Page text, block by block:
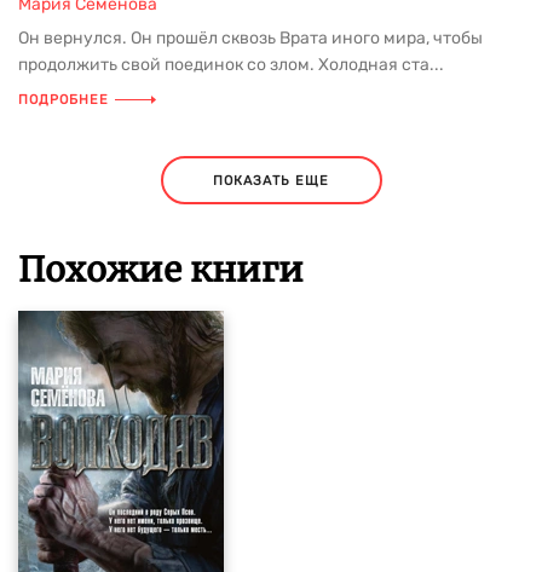
Мария Семёнова
Он вернулся. Он прошёл сквозь Врата иного мира, чтобы
продолжить свой поединок со злом. Холодная ста...
ПОДРОБНЕЕ
ПОКАЗАТЬ ЕЩЕ
Похожие книги